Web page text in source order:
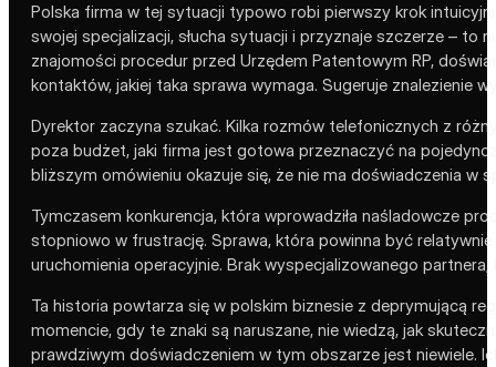
Polska firma w tej sytuacji typowo robi pierwszy krok
swojej specjalizacji, słucha sytuacji i przyznaje szczerze – to
znajomości procedur przed Urzędem Patentowym RP,
kontaktów, jakiej taka sprawa wymaga. Sugeruje znalezienie
Dyrektor zaczyna szukać. Kilka rozmów telefonicznych z
poza budżet, jaki firma jest gotowa przeznaczyć na
bliższym omówieniu okazuje się, że nie ma doświadczenia
Tymczasem konkurencja, która wprowadziła naśladowcze
stopniowo w frustrację. Sprawa, która powinna być
uruchomienia operacyjnie. Brak wyspecjalizowanego
Ta historia powtarza się w polskim biznesie z deprymującą
momencie, gdy te znaki są naruszane, nie wiedzą, jak
prawdziwym doświadczeniem w tym obszarze jest niewiele.